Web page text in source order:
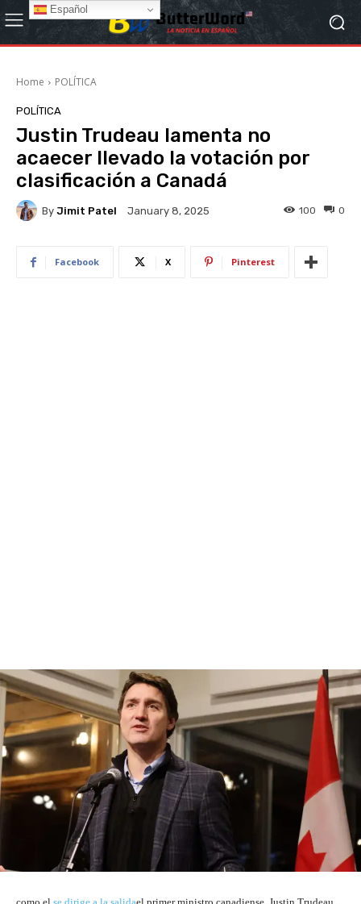
Home POLÍTICA
POLÍTICA
Justin Trudeau lamenta no
acaecer llevado la votación por
clasificación a Canadá
By Jimit Patel January 8, 2025 0
100
Facebook X Pinterest
Español